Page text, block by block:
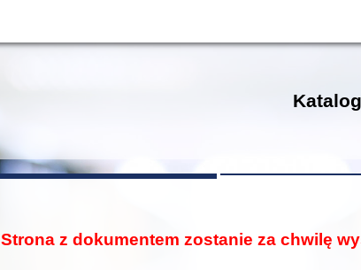
Katalog
Strona z dokumentem zostanie za chwilę